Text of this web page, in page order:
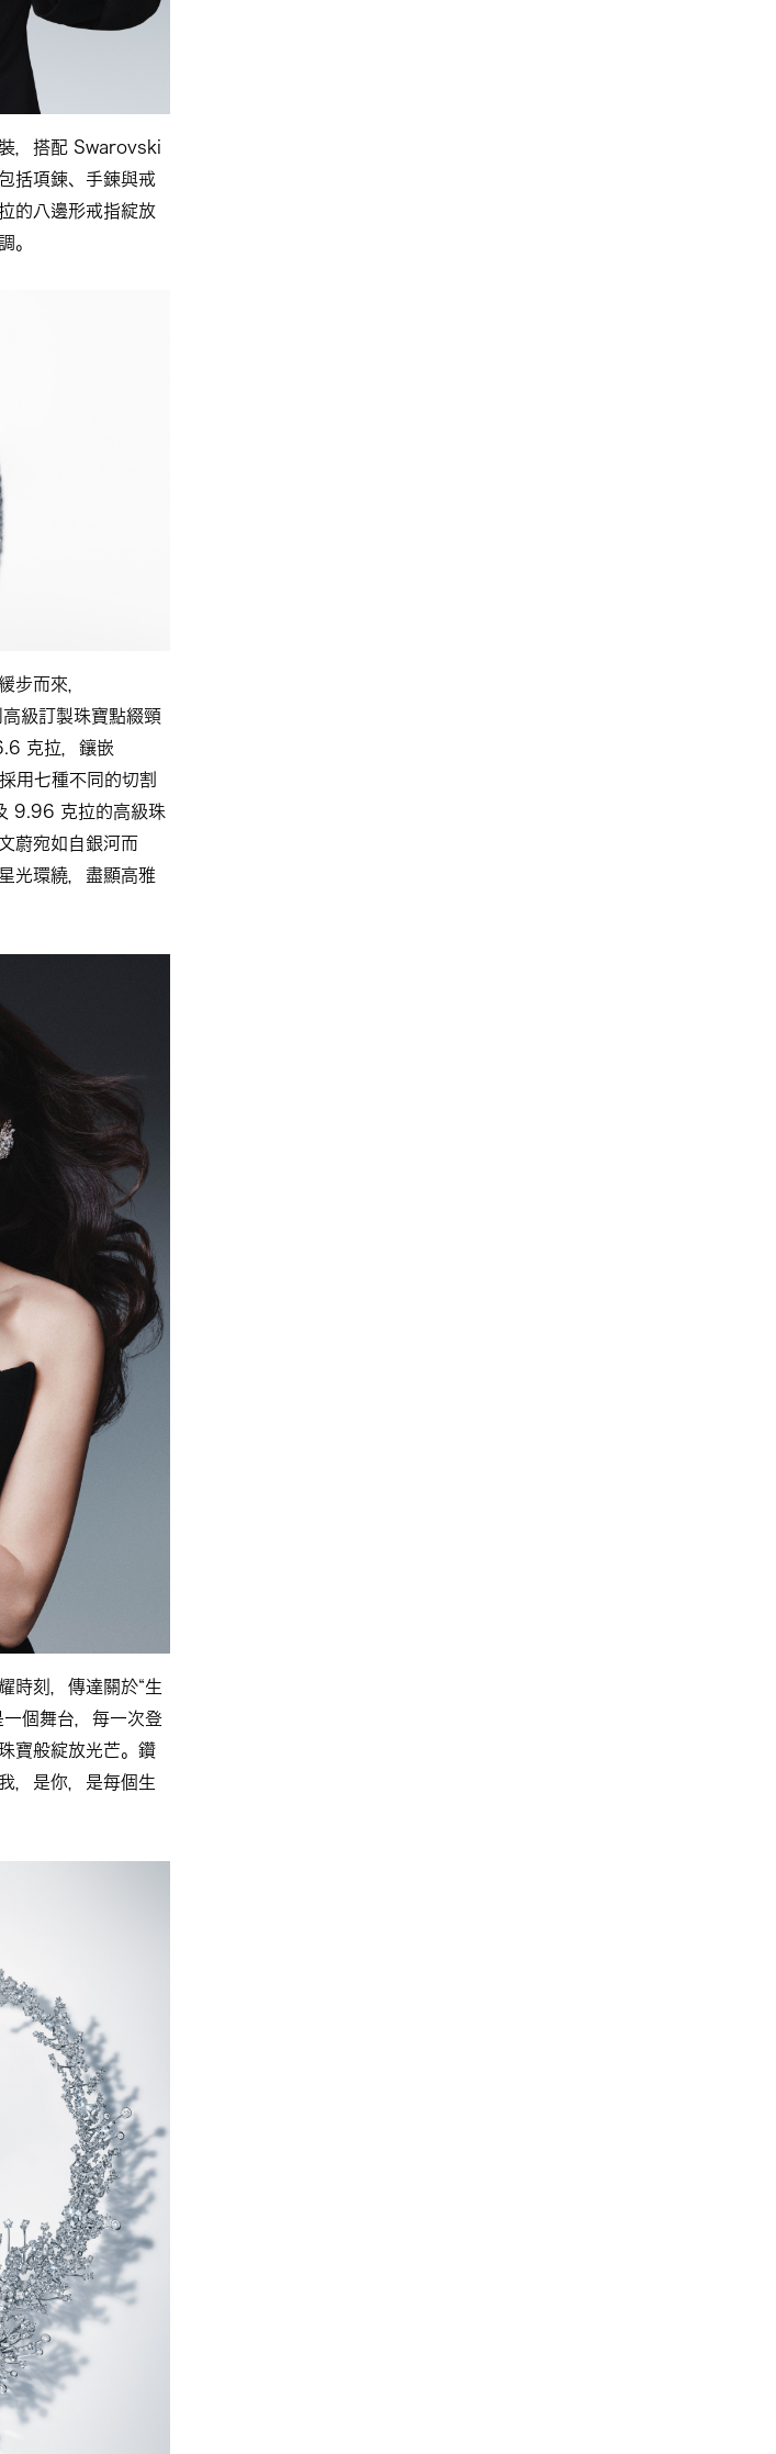
，搭配 Swarovski
括項鍊、手鍊與戒
的八邊形戒指綻放
。
步而來，
級訂製珠寶點綴頸
克拉，鑲嵌
七種不同的切割
9.96 克拉的高級珠
蔚宛如自銀河而
光環繞，盡顯高雅
時刻，傳達關於“生
個舞台，每一次登
寶般綻放光芒。鑽
，是你，是每個生